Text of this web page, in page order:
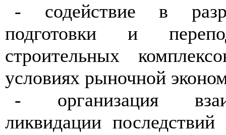
- содействие в
подготовки и
строительных
условиях рыночной
- организация
ликвидации